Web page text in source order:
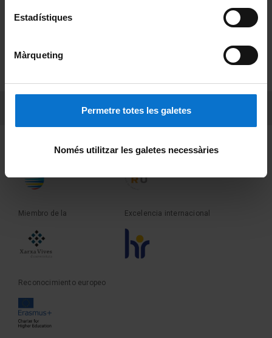
Estadístiques
Màrqueting
Permetre totes les galetes
Només utilitzar les galetes necessàries
MENÚ PEU 1
Política de Cookies
Privacidad y términos
Miembro de la Excelencia internacional
Reconocimiento europeo